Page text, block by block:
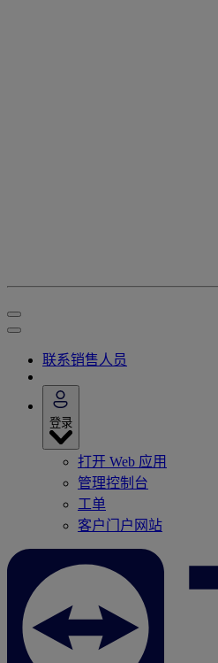
联系销售人员
登录
打开 Web 应用
管理控制台
工单
客户门户网站